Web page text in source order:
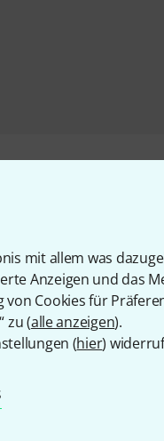
mit allem was
Anzeigen und das
von Cookies für
zu (alle anzeigen).
(hier)